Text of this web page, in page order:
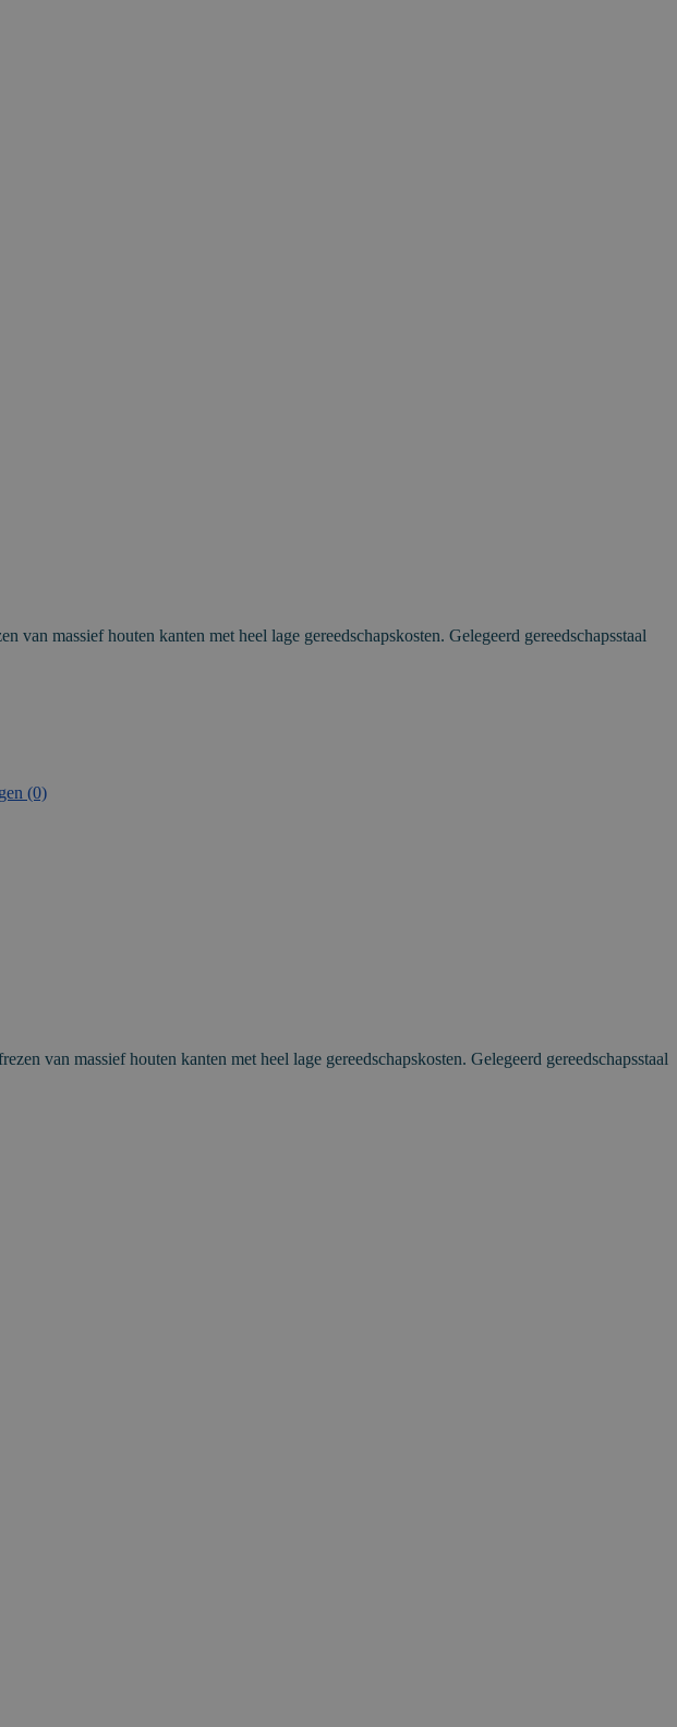
massief houten kanten met heel lage gereedschapskosten. Gelegeerd gereedschapsstaal
(0)
van massief houten kanten met heel lage gereedschapskosten. Gelegeerd gereedschapsstaal